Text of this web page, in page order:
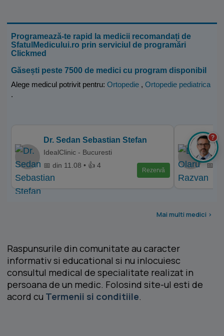
Programează-te rapid la medicii recomandați de
SfatulMedicului.ro prin serviciul de programări
Clickmed
Găsești peste 7500 de medici cu program disponibil
Alege medicul potrivit pentru: Ortopedie , Ortopedie pediatrica
.
Dr. Sedan Sebastian Stefan
IdealClinic - Bucuresti
📅 din 11.08 • 👍 4
Rezervă
Dr.
📅
Mai multi medici >
Raspunsurile din comunitate au caracter
informativ si educational si nu inlocuiesc
consultul medical de specialitate realizat in
persoana de un medic. Folosind site-ul esti de
acord cu Termenii si conditiile.
?